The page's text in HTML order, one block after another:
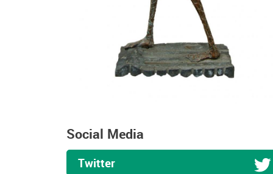
Social Media
Twitter
q